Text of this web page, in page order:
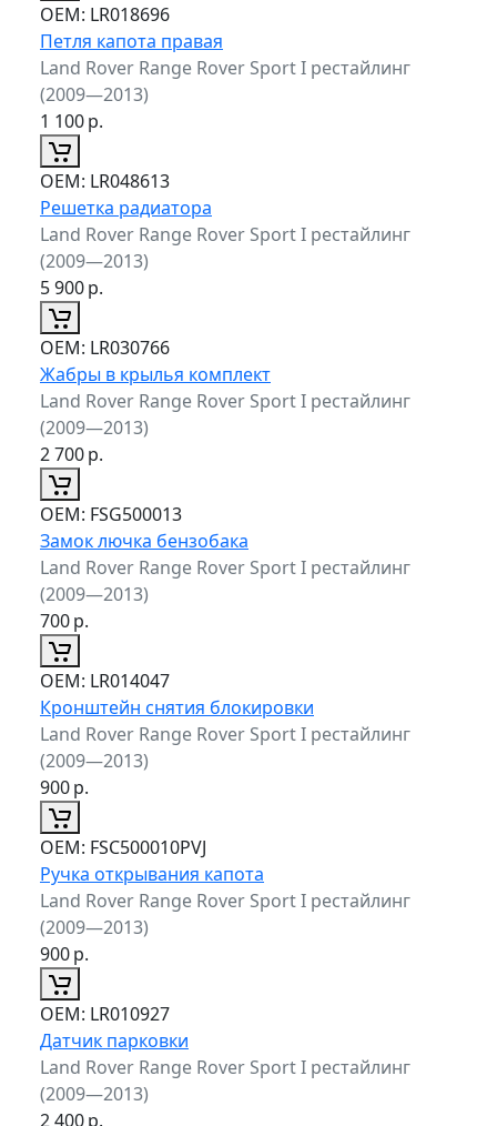
ОЕМ: LR018696
Петля капота правая
Land Rover Range Rover Sport I рестайлинг
(2009—2013)
1 100р.
ОЕМ: LR048613
Решетка радиатора
Land Rover Range Rover Sport I рестайлинг
(2009—2013)
5 900р.
ОЕМ: LR030766
Жабры в крылья комплект
Land Rover Range Rover Sport I рестайлинг
(2009—2013)
2 700р.
ОЕМ: FSG500013
Замок лючка бензобака
Land Rover Range Rover Sport I рестайлинг
(2009—2013)
700р.
ОЕМ: LR014047
Кронштейн снятия блокировки
Land Rover Range Rover Sport I рестайлинг
(2009—2013)
900р.
ОЕМ: FSC500010PVJ
Ручка открывания капота
Land Rover Range Rover Sport I рестайлинг
(2009—2013)
900р.
ОЕМ: LR010927
Датчик парковки
Land Rover Range Rover Sport I рестайлинг
(2009—2013)
2 400р.